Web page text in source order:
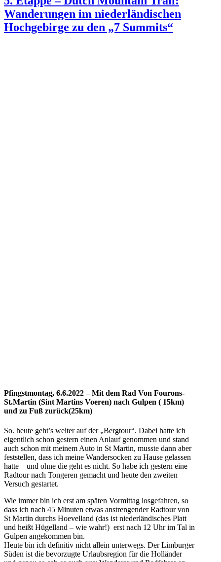
Wanderungen im niederländischen
Hochgebirge zu den „7 Summits“
Pfingstmontag, 6.6.2022 – Mit dem Rad Von Fourons-
St.Martin (Sint Martins Voeren) nach Gulpen ( 15km)
und zu Fuß zurück(25km)
So. heute geht’s weiter auf der „Bergtour“. Dabei hatte ich
eigentlich schon gestern einen Anlauf genommen und stand
auch schon mit meinem Auto in St Martin, musste dann aber
feststellen, dass ich meine Wandersocken zu Hause gelassen
hatte – und ohne die geht es nicht. So habe ich gestern eine
Radtour nach Tongeren gemacht und heute den zweiten
Versuch gestartet.
Wie immer bin ich erst am späten Vormittag losgefahren, so
dass ich nach 45 Minuten etwas anstrengender Radtour von
St Martin durchs Hoevelland (das ist niederländisches Platt
und heißt Hügelland – wie wahr!) erst nach 12 Uhr im Tal in
Gulpen angekommen bin.
Heute bin ich definitiv nicht allein unterwegs. Der Limburger
Süden ist die bevorzugte Urlaubsregion für die Holländer